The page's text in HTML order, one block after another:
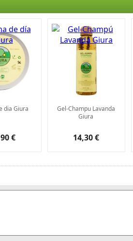
dia Giura
€
Gel-Champu Lavanda
Giura
14,30 €